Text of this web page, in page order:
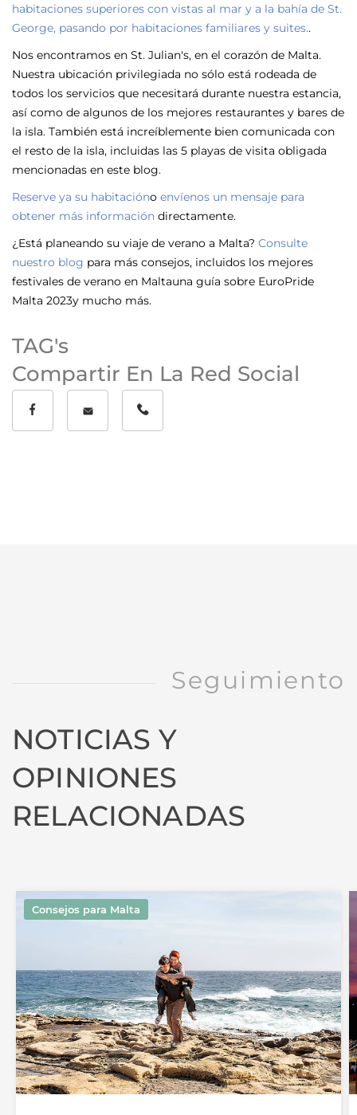
habitaciones superiores con vistas al mar y a la bahía de St.
George, pasando por habitaciones familiares y suites..
Nos encontramos en St. Julian's, en el corazón de Malta.
Nuestra ubicación privilegiada no sólo está rodeada de
todos los servicios que necesitará durante nuestra estancia,
así como de algunos de los mejores restaurantes y bares de
la isla. También está increíblemente bien comunicada con
el resto de la isla, incluidas las 5 playas de visita obligada
mencionadas en este blog.
Reserve ya su habitacióno envíenos un mensaje para
obtener más información directamente.
¿Está planeando su viaje de verano a Malta? Consulte
nuestro blog para más consejos, incluidos los mejores
festivales de verano en Maltauna guía sobre EuroPride
Malta 2023y mucho más.
TAG's
Compartir En La Red Social
Seguimiento
NOTICIAS Y
OPINIONES
RELACIONADAS
Consejos para Malta